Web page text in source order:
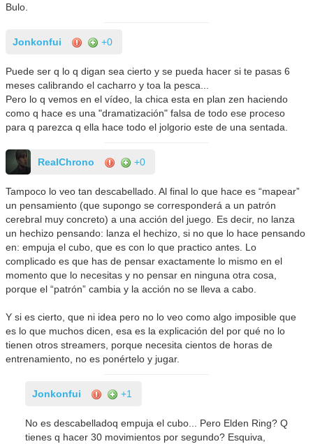
Bulo.
Jonkonfui +0
Puede ser q lo q digan sea cierto y se pueda hacer si te pasas 6
meses calibrando el cacharro y toa la pesca...
Pero lo q vemos en el vídeo, la chica esta en plan zen haciendo
como q hace es una "dramatización" falsa de todo ese proceso
para q parezca q ella hace todo el jolgorio este de una sentada.
RealChrono +0
Tampoco lo veo tan descabellado. Al final lo que hace es “mapear”
un pensamiento (que supongo se corresponderá a un patrón
cerebral muy concreto) a una acción del juego. Es decir, no lanza
un hechizo pensando: lanza el hechizo, si no que lo hace pensando
en: empuja el cubo, que es con lo que practico antes. Lo
complicado es que has de pensar exactamente lo mismo en el
momento que lo necesitas y no pensar en ninguna otra cosa,
porque el “patrón” cambia y la acción no se lleva a cabo.
Y si es cierto, que ni idea pero no lo veo como algo imposible que
es lo que muchos dicen, esa es la explicación del por qué no lo
tienen otros streamers, porque necesita cientos de horas de
entrenamiento, no es ponértelo y jugar.
Jonkonfui +1
No es descabelladoq empuja el cubo... Pero Elden Ring? Q
tienes q hacer 30 movimientos por segundo? Esquiva,